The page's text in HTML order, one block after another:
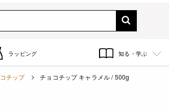
ラッピング 知る・学ぶ
チップ チョコチップ キャラメル / 500g